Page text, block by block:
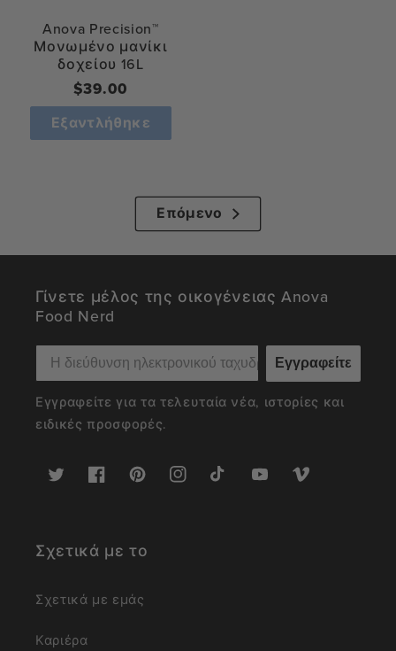
Anova Precision™
Μονωμένο μανίκι
δοχείου 16L
Κανονική
τιμή
$39.00
Εξαντλήθηκε
Επόμενο
Γίνετε μέλος της οικογένειας Anova
Food Nerd
Εγγραφείτε
Εγγραφείτε για τα τελευταία νέα, ιστορίες και
ειδικές προσφορές.
Twitter FacebookPinterestInstagramTikTok YouTubeVimeo
Σχετικά με το
Σχετικά με εμάς
Καριέρα